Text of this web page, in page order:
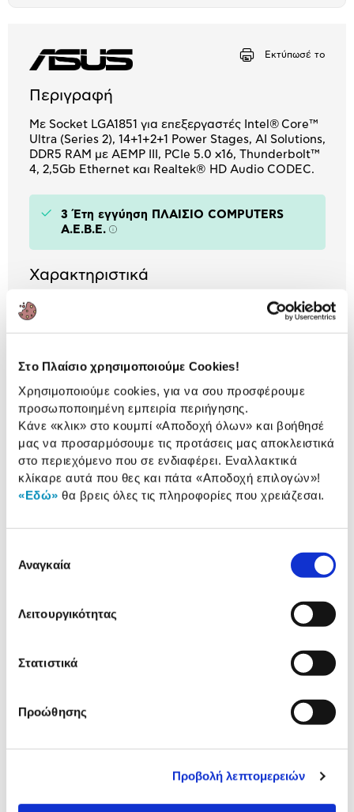
Στο Πλαίσιο χρησιμοποιούμε Cookies!
Χρησιμοποιούμε cookies, για να σου προσφέρουμε
προσωποποιημένη εμπειρία περιήγησης.
Κάνε «κλικ» στο κουμπί «Αποδοχή όλων» και βοήθησέ
μας να προσαρμόσουμε τις προτάσεις μας αποκλειστικά
στο περιεχόμενο που σε ενδιαφέρει. Εναλλακτικά
κλίκαρε αυτά που θες και πάτα «Αποδοχή επιλογών»!
«Εδώ» θα βρεις όλες τις πληροφορίες που χρειάζεσαι.
συγκατάθεσης
Αναγκαία
Λειτουργικότητας
Στατιστικά
Προώθησης
Προβολή λεπτομερειών
Αριθμός δόσεων
Εκτύπωσέ το
Περιγραφή
Με Socket LGA1851 για επεξεργαστές Intel® Core™
Ultra (Series 2), 14+1+2+1 Power Stages, AI Solutions,
DDR5 RAM με AEMP III, PCIe 5.0 x16, Thunderbolt™
4, 2,5Gb Ethernet και Realtek® HD Audio CODEC.
3 Έτη εγγύηση ΠΛΑΙΣΙΟ COMPUTERS
A.E.B.E. Πληροφορίες
Χαρακτηριστικά
ATX
Socket:
Κατασκευαστής
Επεξεργαστή:
Intel
Αναλυτική
παρουσίαση
Αναλυτική παρουσίαση
προϊόντος
Κάτι μας λέει πως τα παρακάτω